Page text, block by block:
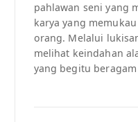
pahlawan seni yang
karya yang
orang. Melalui
melihat keindahan
yang begitu